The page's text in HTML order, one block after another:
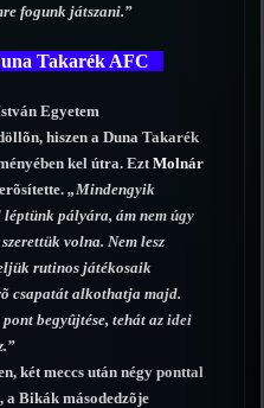
fogunk játszani.”
Takarék AFC
Egyetem
hiszen a Duna Takarék
kel útra. Ezt Molnár
„Mindengyik
léptünk pályára, ám nem úgy
volna. Nem lesz
rutinos játékosaik
csapatát alkothatja majd.
begyûjtése, tehát az idei
két meccs után négy ponttal
, a Bikák másodedzõje